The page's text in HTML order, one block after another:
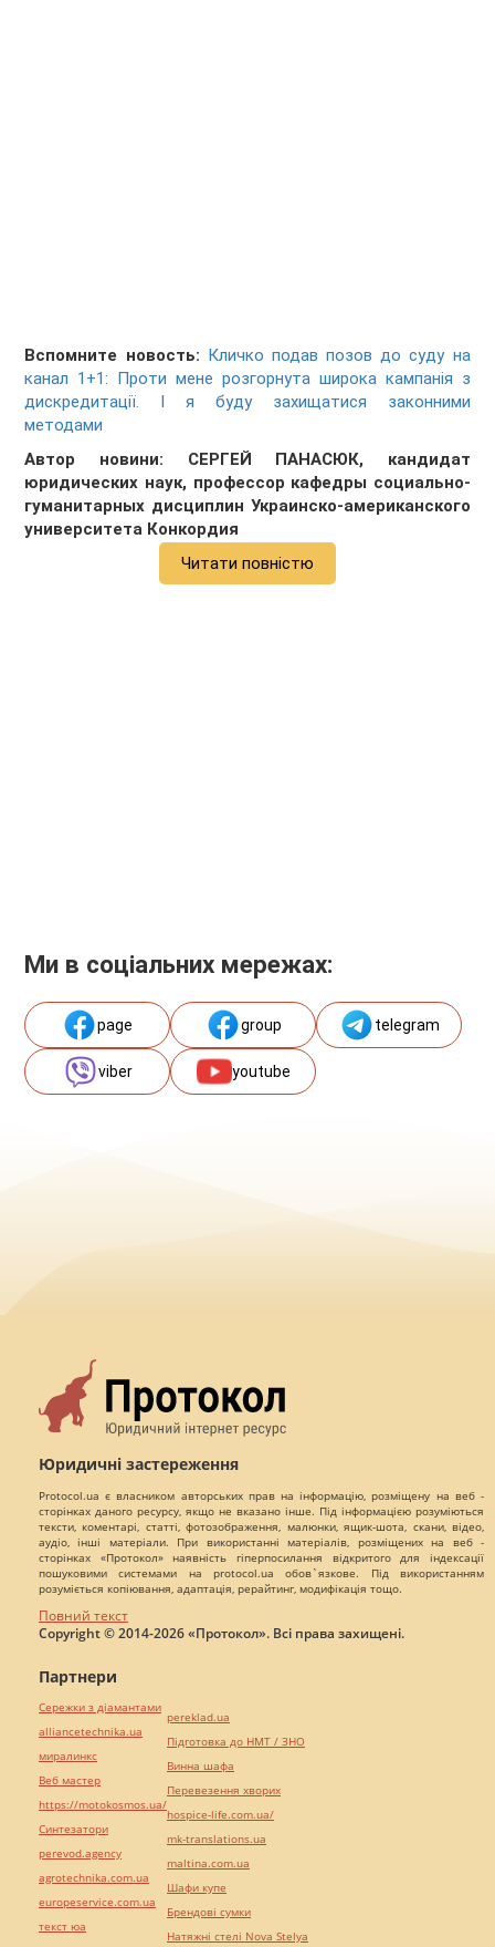
Вспомните новость: Кличко подав позов до суду на
канал 1+1: Проти мене розгорнута широка кампанія з
дискредитації. І я буду захищатися законними
методами
Автор новини: СЕРГЕЙ ПАНАСЮК, кандидат
юридических наук, профессор кафедры социально-
гуманитарных дисциплин Украинско-американского
университета Конкордия
Читати повністю
Ми в соціальних мережах:
page group telegram
viber youtube
Юридичні застереження
Protocol.ua є власником авторських прав на інформацію, розміщену на веб -
сторінках даного ресурсу, якщо не вказано інше. Під інформацією розуміються
тексти, коментарі, статті, фотозображення, малюнки, ящик-шота, скани, відео,
аудіо, інші матеріали. При використанні матеріалів, розміщених на веб -
сторінках «Протокол» наявність гіперпосилання відкритого для індексації
пошуковими системами на protocol.ua обов`язкове. Під використанням
розуміється копіювання, адаптація, рерайтинг, модифікація тощо.
Повний текст
Copyright © 2014-2026 «Протокол». Всі права захищені.
Партнери
Сережки з діамантами
alliancetechnika.ua
миралинкс
Веб мастер
https://motokosmos.ua/
Синтезатори
perevod.agency
agrotechnika.com.ua
europeservice.com.ua
текст юа
pereklad.ua
Підготовка до НМТ / ЗНО
Винна шафа
Перевезення хворих
hospice-life.com.ua/
mk-translations.ua
maltina.com.ua
Шафи купе
Брендові сумки
Натяжні стелі Nova Stelya